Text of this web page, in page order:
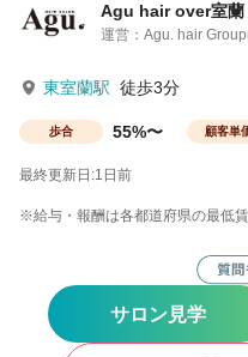
Agu hair over室蘭
運営：Agu. hair
東室蘭駅 徒歩3分
歩合 55%〜 顧客単
最終更新日:1日前
※給与・報酬は各都道府県の最低
サロン見学